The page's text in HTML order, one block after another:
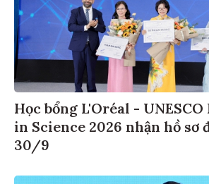
Học bổng L'Oréal -
in Science 2026 nhận hồ sơ
30/9